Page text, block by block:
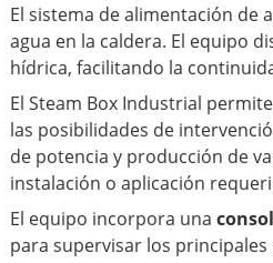
El sistema de alimentación de
agua en la caldera. El equipo
hídrica, facilitando la
El Steam Box Industrial
las posibilidades de
de potencia y producción de
instalación o aplicación
El equipo incorpora una
para supervisar los